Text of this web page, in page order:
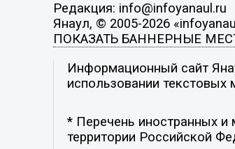
Редакция: info@infoyanaul.ru
Янаул, © 2005-2026
ПОКАЗАТЬ БАННЕРНЫЕ
Информационный сайт
использовании текстовых
* Перечень иностранных и
территории Российской